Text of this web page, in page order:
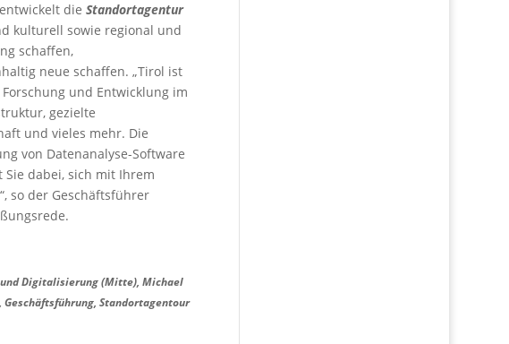
dieStandortagentur
kulturell sowie regional und
schaffen,
neue schaffen. „Tirol ist
und Entwicklung im
gezielte
und vieles mehr. Die
von Datenanalyse-Software
dabei, sich mit Ihrem
so der Geschäftsführer
Digitalisierung (Mitte), Michael
Standortagentour